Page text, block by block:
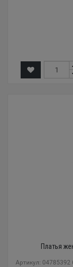
Платья
Артикул: 04785392